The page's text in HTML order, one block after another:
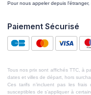
Pour nous appeler depuis l'étranger,
Paiement Sécurisé
Tous nos prix sont affichés TTC, à
dates et villes de départ, hors
Ces tarifs n’incluent pas les frais
susceptibles de s’appliquer à